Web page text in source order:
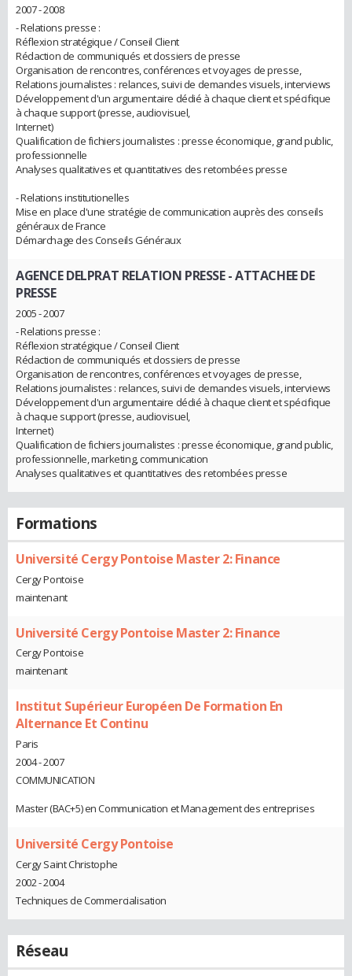
2007 - 2008
- Relations presse :
Réflexion stratégique / Conseil Client
Rédaction de communiqués et dossiers de presse
Organisation de rencontres, conférences et voyages de presse,
Relations journalistes : relances, suivi de demandes visuels, interviews
Développement d'un argumentaire dédié à chaque client et spécifique
à chaque support (presse, audiovisuel,
Internet)
Qualification de fichiers journalistes : presse économique, grand public,
professionnelle
Analyses qualitatives et quantitatives des retombées presse
- Relations institutionelles
Mise en place d'une stratégie de communication auprès des conseils
généraux de France
Démarchage des Conseils Généraux
AGENCE DELPRAT RELATION PRESSE- ATTACHEE DE
PRESSE
2005 - 2007
- Relations presse :
Réflexion stratégique / Conseil Client
Rédaction de communiqués et dossiers de presse
Organisation de rencontres, conférences et voyages de presse,
Relations journalistes : relances, suivi de demandes visuels, interviews
Développement d'un argumentaire dédié à chaque client et spécifique
à chaque support (presse, audiovisuel,
Internet)
Qualification de fichiers journalistes : presse économique, grand public,
professionnelle, marketing, communication
Analyses qualitatives et quantitatives des retombées presse
Formations
Université Cergy Pontoise Master 2: Finance
Cergy Pontoise
maintenant
Université Cergy Pontoise Master 2: Finance
Cergy Pontoise
maintenant
Institut Supérieur Européen De Formation En
Alternance Et Continu
Paris
2004 - 2007
COMMUNICATION
Master (BAC+5) en Communication et Management des entreprises
Université Cergy Pontoise
Cergy Saint Christophe
2002 - 2004
Techniques de Commercialisation
Réseau